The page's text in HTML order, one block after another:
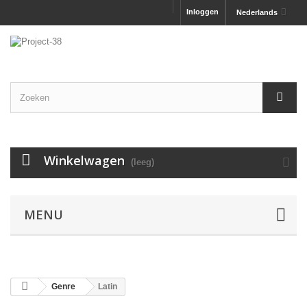
Nederlands
Inloggen
Winkelwagen (leeg)
MENU
Genre Latin